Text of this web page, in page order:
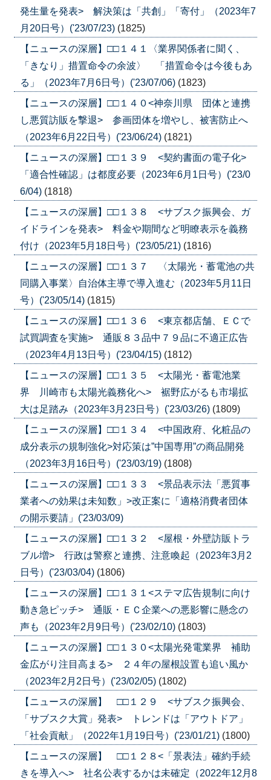
発生量を発表> 解決策は「共創」「寄付」（2023年7
月20日号）('23/07/23) (1825)
【ニュースの深層】□□１４１〈業界関係者に聞く、
「きなり」措置命令の余波〉 「措置命令は今後もあ
る」（2023年7月6日号）('23/07/06) (1823)
【ニュースの深層】□□１４０<神奈川県 団体と連携
し悪質訪販を撃退> 参画団体を増やし、被害防止へ
（2023年6月22日号）('23/06/24) (1821)
【ニュースの深層】□□１３９ <契約書面の電子化>
「適合性確認」は都度必要（2023年6月1日号）('23/0
6/04) (1818)
【ニュースの深層】□□１３８ <サブスク振興会、ガ
イドラインを発表> 料金や期間など明瞭表示を義務
付け（2023年5月18日号）('23/05/21) (1816)
【ニュースの深層】□□１３７ 〈太陽光・蓄電池の共
同購入事業〉自治体主導で導入進む（2023年5月11日
号）('23/05/14) (1815)
【ニュースの深層】□□１３６ <東京都店舗、ＥＣで
試買調査を実施> 通販８３品中７９品に不適正広告
（2023年4月13日号）('23/04/15) (1812)
【ニュースの深層】□□１３５ <太陽光・蓄電池業
界 川崎市も太陽光義務化へ> 裾野広がるも市場拡
大は足踏み（2023年3月23日号）('23/03/26) (1809)
【ニュースの深層】□□１３４ <中国政府、化粧品の
成分表示の規制強化>対応策は”中国専用”の商品開発
（2023年3月16日号）('23/03/19) (1808)
【ニュースの深層】□□１３３ <景品表示法「悪質事
業者への効果は未知数」>改正案に「適格消費者団体
の開示要請」('23/03/09)
【ニュースの深層】□□１３２ <屋根・外壁訪販トラ
ブル増> 行政は警察と連携、注意喚起（2023年3月2
日号）('23/03/04) (1806)
【ニュースの深層】□□１３１<ステマ広告規制に向け
動き急ピッチ> 通販・ＥＣ企業への悪影響に懸念の
声も（2023年2月9日号）('23/02/10) (1803)
【ニュースの深層】□□１３０<太陽光発電業界 補助
金広がり注目高まる> ２４年の屋根設置も追い風か
（2023年2月2日号）('23/02/05) (1802)
【ニュースの深層】 □□１２９ <サブスク振興会、
「サブスク大賞」発表> トレンドは「アウトドア」
「社会貢献」（2022年1月19日号）('23/01/21) (1800)
【ニュースの深層】 □□１２８<「景表法」確約手続
きを導入へ> 社名公表するかは未確定（2022年12月8